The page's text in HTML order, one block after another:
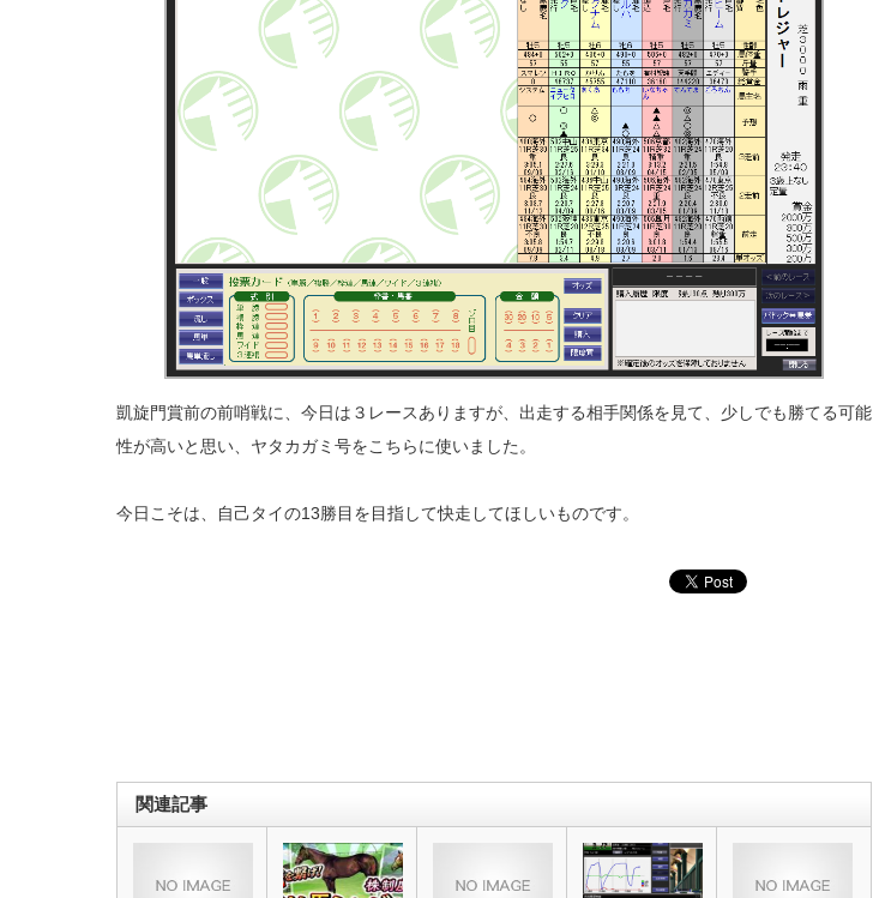
凱旋門賞前の前哨戦に、今日は３レースありますが、出走する相手関係を見て、少しでも勝てる可能
性が高いと思い、ヤタカガミ号をこちらに使いました。
今日こそは、自己タイの13勝目を目指して快走してほしいものです。
関連記事